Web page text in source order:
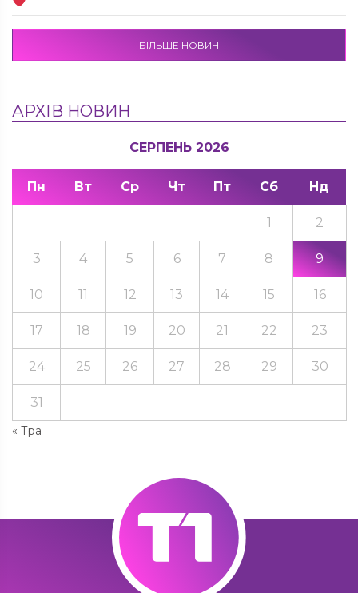
БІЛЬШЕ НОВИН
АРХІВ НОВИН
СЕРПЕНЬ 2026
Пн Вт Ср Чт Пт Сб Нд
« Тра
1 2
3 4 5 6 7 8 9
10 11 12 13 14 15 16
17 18 19 20 21 22 23
24 25 26 27 28 29 30
31